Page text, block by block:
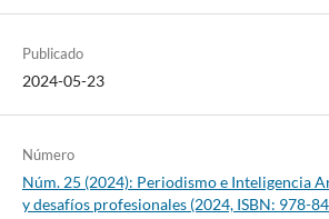
Publicado
2024-05-23
Número
Núm. 25 (2024): Periodismo e Inteligencia
y desafíos profesionales (2024, ISBN: 978-